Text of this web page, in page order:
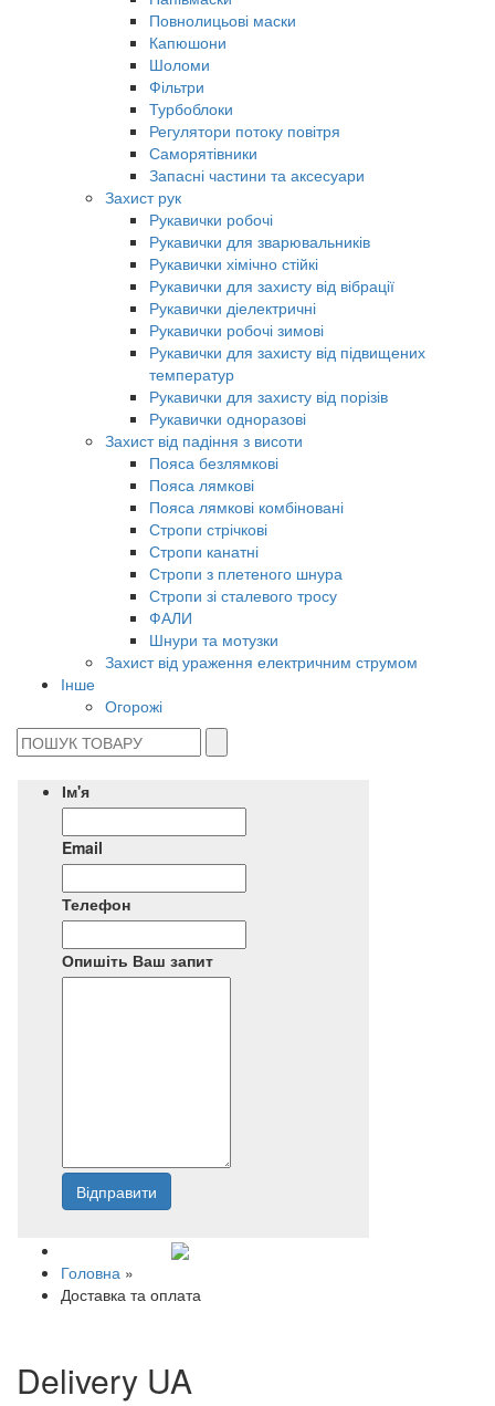
Повнолицьові маски
Капюшони
Шоломи
Фільтри
Турбоблоки
Регулятори потоку повітря
Саморятівники
Запасні частини та аксесуари
Захист рук
Рукавички робочі
Рукавички для зварювальників
Рукавички хімічно стійкі
Рукавички для захисту від вібрації
Рукавички діелектричні
Рукавички робочі зимові
Рукавички для захисту від підвищених
температур
Рукавички для захисту від порізів
Рукавички одноразові
Захист від падіння з висоти
Пояса безлямкові
Пояса лямкові
Пояса лямкові комбіновані
Стропи стрічкові
Стропи канатні
Стропи з плетеного шнура
Стропи зі сталевого тросу
ФАЛИ
Шнури та мотузки
Захист від ураження електричним струмом
Інше
Огорожі
Ім'я
Email
Телефон
Опишіть Ваш запит
Відправити
Головна »
Доставка та оплата
Delivery UA